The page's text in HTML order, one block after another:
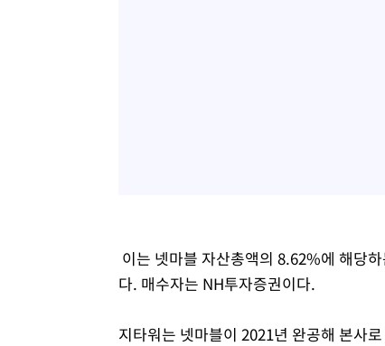
이는 넷마블 자산총액의 8.62%에 해당
다. 매수자는 NH투자증권이다.
지타워는 넷마블이 2021년 완공해 본사